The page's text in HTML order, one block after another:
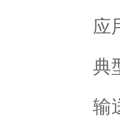
应
典
输